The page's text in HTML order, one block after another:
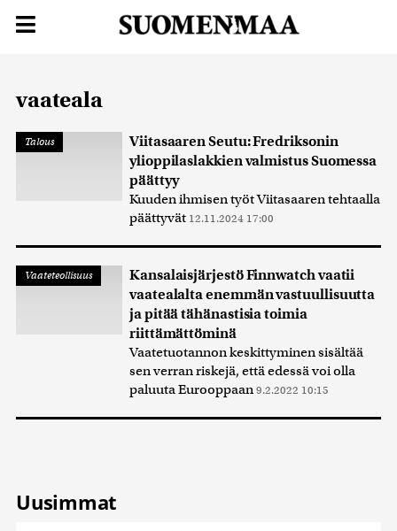
vaateala
Talous
Viitasaaren Seutu: Fredriksonin
ylioppilaslakkien valmistus Suomessa
päättyy
Kuuden ihmisen työt Viitasaaren tehtaalla
päättyvät 12.11.2024 17:00
Vaateteollisuus
Kansalaisjärjestö Finnwatch vaatii
vaatealalta enemmän vastuullisuutta
ja pitää tähänastisia toimia
riittämättöminä
Vaatetuotannon keskittyminen sisältää
sen verran riskejä, että edessä voi olla
paluuta Eurooppaan 9.2.2022 10:15
Uusimmat